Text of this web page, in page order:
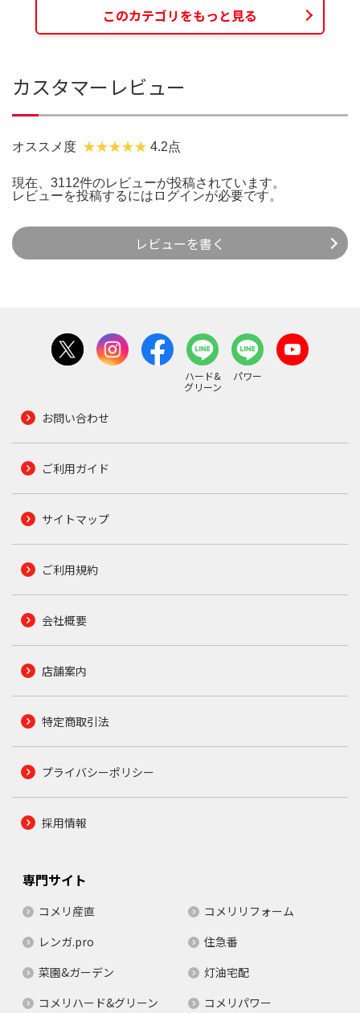
このカテゴリをもっと見る
カスタマーレビュー
オススメ度 4.2点
現在、3112件のレビューが投稿されています。
レビューを投稿するには ログインが必要です。
レビューを書く
ハード&
グリーン
パワー
お問い合わせ
ご利用ガイド
サイトマップ
ご利用規約
会社概要
店舗案内
特定商取引法
プライバシーポリシー
採用情報
専門サイト
コメリ産直
コメリリフォーム
レンガ.pro
住急番
菜園&ガーデン
灯油宅配
コメリハード&グリーン
コメリパワー